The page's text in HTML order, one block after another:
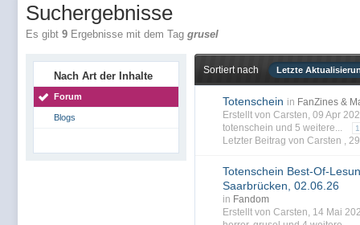
Suchergebnisse
Es gibt 9 Ergebnisse mit dem Tag grusel
Nach Art der Inhalte
Forum
Blogs
Sortiert nach Letzte
Totenschein in FanZines &
Erstellt von Carsten, 09 Apr
totenschein und 5 weitere... 1
Letzter Beitrag von Carsten ,
Totenschein Best-Of-
Saarbrücken, 02.06.26
in Fandom
Erstellt von Carsten, 14 Mai